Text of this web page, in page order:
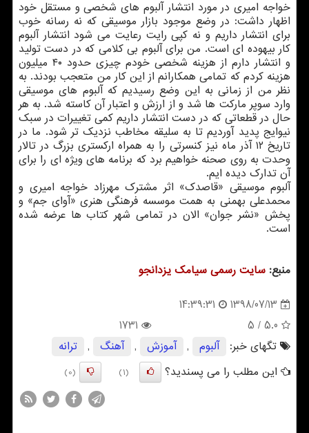
خواجه امیری در مورد انتشار آلبوم های شخصی و مستقل خود
اظهار داشت: در وضع موجود بازار موسیقی كه نه رسانه خوب
برای انتشار داریم و نه كپی رایت رعایت می شود انتشار آلبوم
كار بیهوده ای است. من برای آلبوم بی كلامی كه در دست تولید
و انتشار دارم از هزینه شخصی خودم چیزی حدود ۴۰ میلیون
هزینه كردم كه تمامی همكارانم از این كار من متعجب بودند. به
نظر من از زمانی به این وضع رسیدیم كه آلبوم های موسیقی
وارد سوپر ماركت ها شد و از ارزش و اعتبار آن كاسته شد. به هر
حال در قطعاتی كه در دست انتشار داریم كمی تغییرات در سبك
نیوایج پدید آوردیم تا به سلیقه مخاطب نزدیك تر شود. ما در
تاریخ ۱۲ آذر ماه نیز كنسرتی را به همراه اركستری بزرگ در تالار
وحدت به روی صحنه خواهیم برد كه برنامه های ویژه ای را برای
آن تدارك دیده ایم.
آلبوم موسیقی «قاصدك» اثر مشترك مهرزاد خواجه امیری و
محمدعلی بهمنی به همت موسسه فرهنگی هنری «آوای جم» و
پخش «نشر جوان» الان در تمامی شهر كتاب ها عرضه شده
است.
منبع: سایت رسمی سیامك یزدانجو
1398/07/13
14:39:31
5.0
/ 5
1731
تگهای خبر:
آلبوم , آموزش , آهنگ ,
ترانه
این مطلب را می پسندید؟
(1)
(0)